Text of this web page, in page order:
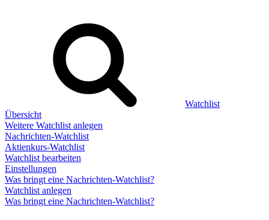
Watchlist
Übersicht
Weitere Watchlist anlegen
Nachrichten-Watchlist
Aktienkurs-Watchlist
Watchlist bearbeiten
Einstellungen
Was bringt eine Nachrichten-Watchlist?
Watchlist anlegen
Was bringt eine Nachrichten-Watchlist?